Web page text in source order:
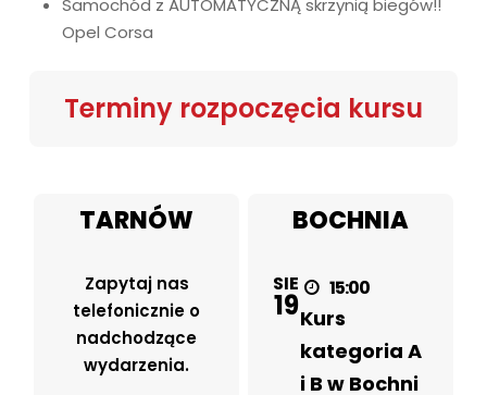
Samochód z AUTOMATYCZNĄ skrzynią biegów!!
Opel Corsa
Terminy rozpoczęcia kursu
TARNÓW
Zapytaj nas
telefonicznie o
nadchodzące
wydarzenia.
BOCHNIA
SIE
19 15:00
Kurs
kategoria A
i B w Bochni